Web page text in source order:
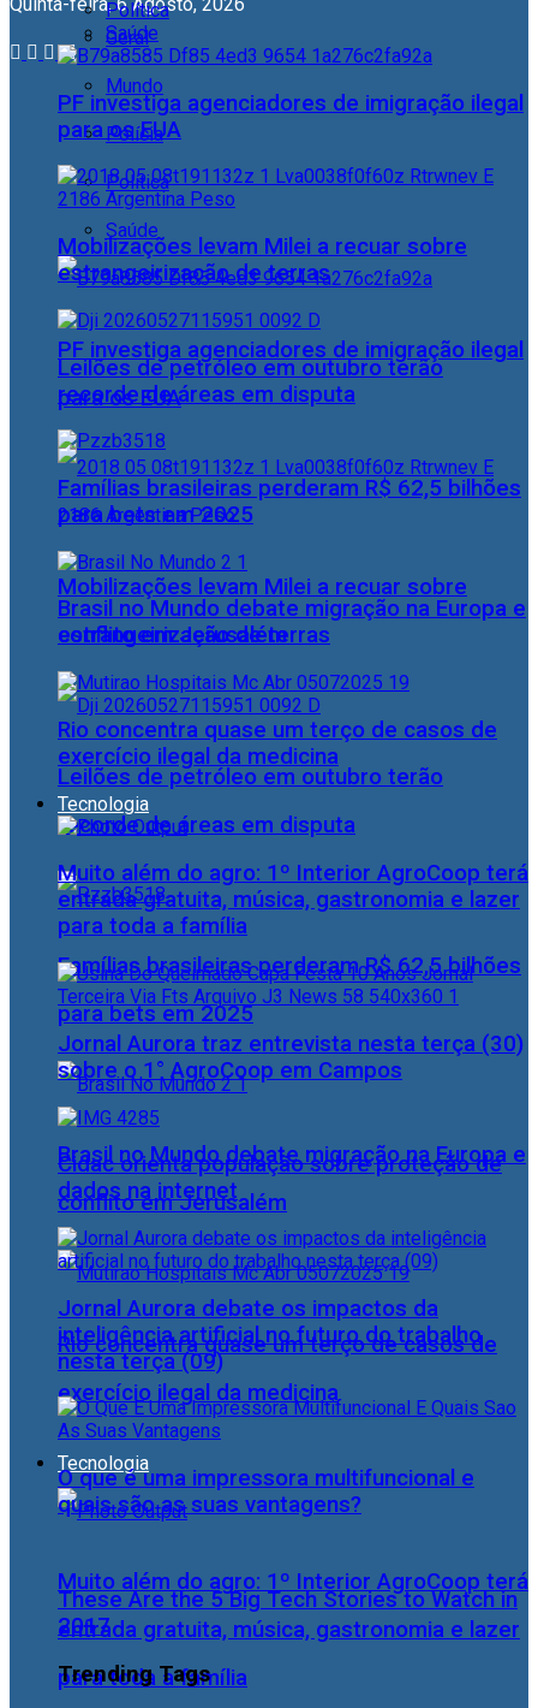
Geral
Mundo
Polícia
Política
Saúde
PF investiga agenciadores de imigração ilegal
para os EUA
Mobilizações levam Milei a recuar sobre
estrangeirização de terras
Leilões de petróleo em outubro terão
recorde de áreas em disputa
Famílias brasileiras perderam R$ 62,5 bilhões
para bets em 2025
Brasil no Mundo debate migração na Europa e
conflito em Jerusalém
Rio concentra quase um terço de casos de
exercício ilegal da medicina
Tecnologia
Muito além do agro: 1º Interior AgroCoop terá
entrada gratuita, música, gastronomia e lazer
para toda a família
Política
Saúde
PF investiga agenciadores de imigração ilegal
para os EUA
Mobilizações levam Milei a recuar sobre
estrangeirização de terras
Leilões de petróleo em outubro terão
recorde de áreas em disputa
Famílias brasileiras perderam R$ 62,5 bilhões
para bets em 2025
Brasil no Mundo debate migração na Europa e
conflito em Jerusalém
Rio concentra quase um terço de casos de
exercício ilegal da medicina
Tecnologia
Muito além do agro: 1º Interior AgroCoop terá
entrada gratuita, música, gastronomia e lazer
para toda a família
Jornal Aurora traz entrevista nesta terça (30)
sobre o 1° AgroCoop em Campos
Cidac orienta população sobre proteção de
dados na internet
Jornal Aurora debate os impactos da
inteligência artificial no futuro do trabalho
nesta terça (09)
O que é uma impressora multifuncional e
quais são as suas vantagens?
These Are the 5 Big Tech Stories to Watch in
2017
Trending Tags